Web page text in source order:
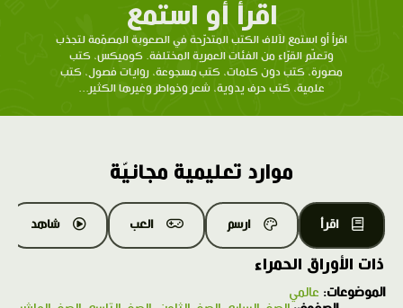
اقرأ أو استمع
اقرأ أو استمع لآلاف الكتب المتدرّحة في الصعوبة المصمّمة لتجذب
وتعلّم القرّاء من الفئات العمرية المختلفة. كوميكس، كتب
مصورة، كتب دون كلمات، كتب مسجوعة، روايات فصول، كتب
علمية، كتب حرف يدوية، شعر وخواطر وغيرها الكثير...
موارد تعليمية مجانيّة
اقرأ ارسم العب شاهد
ذات الأوراق الحمراء
الموضوعات: عالمي